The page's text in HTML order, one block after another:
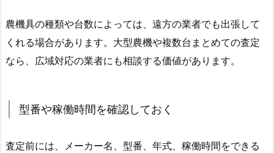
農機具の種類や台数によっては、遠方の業者でも出張して
くれる場合があります。大型農機や複数台まとめての査定
なら、広域対応の業者にも相談する価値があります。
型番や稼働時間を確認しておく
査定前には、メーカー名、型番、年式、稼働時間をできる